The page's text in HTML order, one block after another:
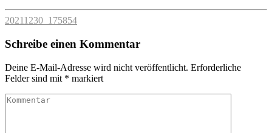
20211230_175854
Schreibe einen Kommentar
Deine E-Mail-Adresse wird nicht veröffentlicht. Erforderliche
Felder sind mit * markiert